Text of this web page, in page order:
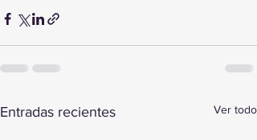
Entradas recientes Ver todo